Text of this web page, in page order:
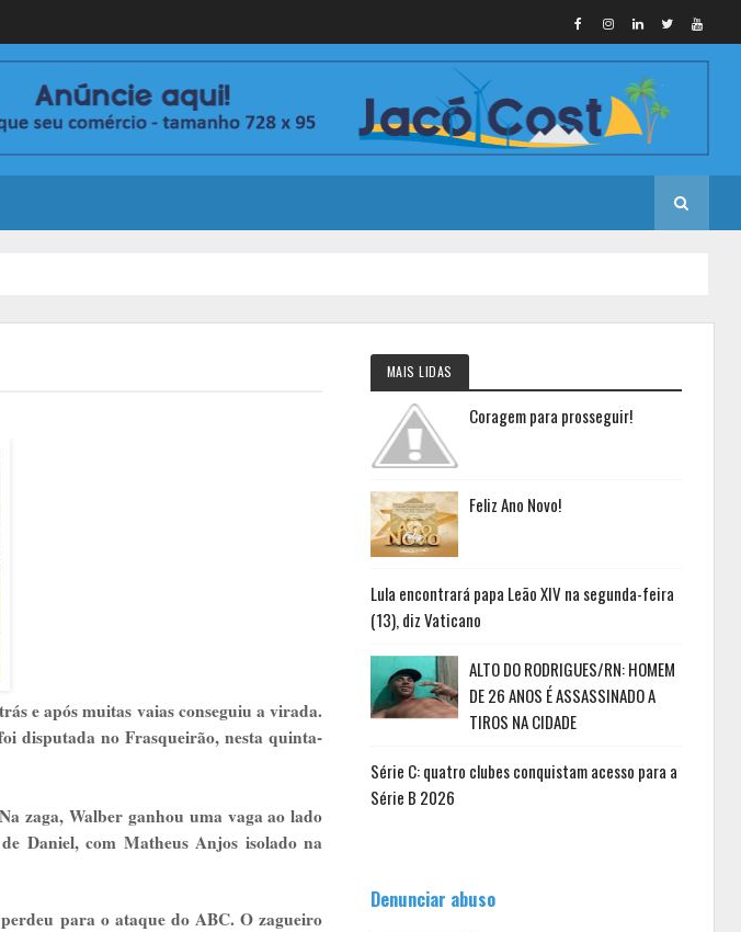
e após muitas vaias conseguiu a virada.
disputada no Frasqueirão, nesta quinta-
zaga, Walber ganhou uma vaga ao lado
Daniel, com Matheus Anjos isolado na
para o ataque do ABC. O zagueiro
MAIS LIDAS
Coragem para prosseguir!
Feliz Ano Novo!
Lula encontrará papa Leão XIV na segunda-feira
(13), diz Vaticano
ALTO DO RODRIGUES/RN: HOMEM
DE 26 ANOS É ASSASSINADO A
TIROS NA CIDADE
Série C: quatro clubes conquistam acesso para a
Série B 2026
Denunciar abuso